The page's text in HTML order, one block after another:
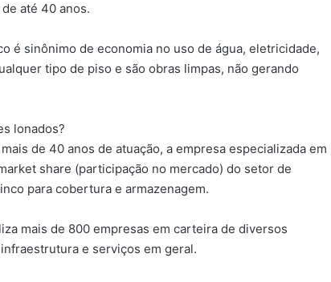
até 40 anos.
é sinônimo de economia no uso de água, eletricidade,
tipo de piso e são obras limpas, não gerando
lonados?
de 40 anos de atuação, a empresa especializada em
share (participação no mercado) do setor de
para cobertura e armazenagem.
mais de 800 empresas em carteira de diversos
e serviços em geral.